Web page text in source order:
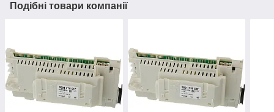
Подібні товари компанії